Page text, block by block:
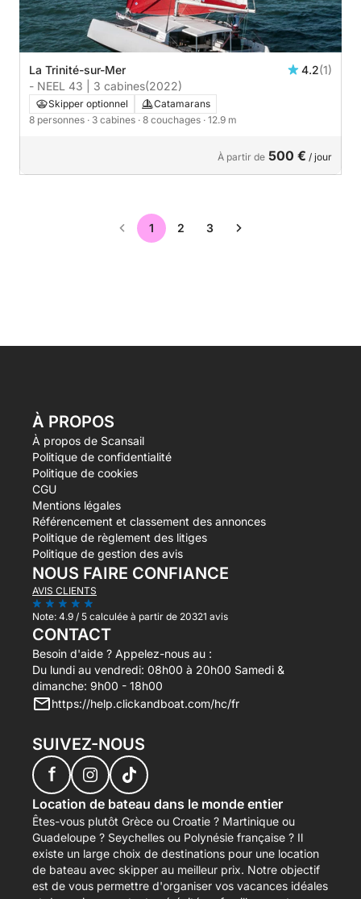
La Trinité-sur-Mer 4.2(1)
- NEEL 43 | 3 cabines(2022)
Skipper optionnel
Catamarans
8 personnes · 3 cabines · 8 couchages · 12.9 m
À partir de 500 € / jour
1 2 3
À PROPOS
À propos de Scansail
Politique de confidentialité
Politique de cookies
CGU
Mentions légales
Référencement et classement des annonces
Politique de règlement des litiges
Politique de gestion des avis
NOUS FAIRE CONFIANCE
AVIS CLIENTS
Note: 4.9 / 5 calculée à partir de 20321 avis
CONTACT
Besoin d'aide ? Appelez-nous au :
Du lundi au vendredi: 08h00 à 20h00 Samedi &
dimanche: 9h00 - 18h00
https://help.clickandboat.com/hc/fr
SUIVEZ-NOUS
f
Location de bateau dans le monde entier
Êtes-vous plutôt Grèce ou Croatie ? Martinique ou
Guadeloupe ? Seychelles ou Polynésie française ? Il
existe un large choix de destinations pour une location
de bateau avec skipper au meilleur prix. Notre objectif
est de vous permettre d'organiser vos vacances idéales